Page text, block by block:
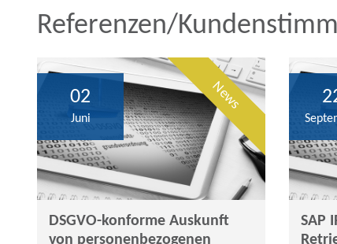
Referenzen/
News
02
Juni
DSGVO-konforme Auskunft
von personenbezogenen
SAP